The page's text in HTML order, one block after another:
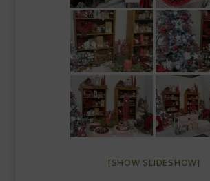
[SHOW SLIDESHOW]